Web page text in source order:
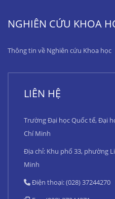
NGHIÊN CỨU KHOA
Thông tin về Nghiên cứu Khoa học
LIÊN HỆ
Trường Đại học Quốc tế, Đại
Chí Minh
Địa chỉ: Khu phố 33, phường
Minh
Điện thoại: (028) 37244270